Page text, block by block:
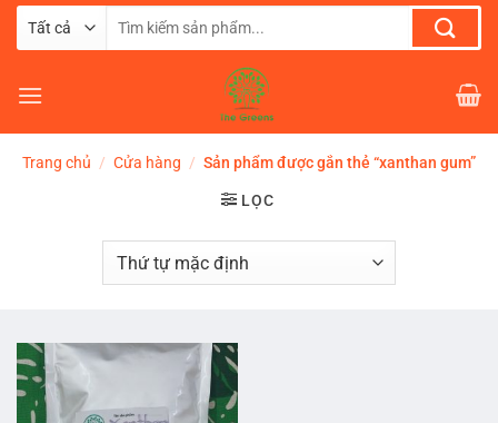
Chuyển
dung
Tìm
Trang chủ / Cửa hàng / Sản phẩm được gắn thẻ “xanthan gum”
LỌC